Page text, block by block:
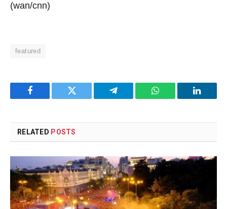
(wan/cnn)
featured
Facebook Twitter Telegram WhatsApp
RELATED POSTS